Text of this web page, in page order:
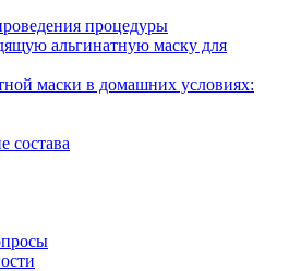
процедуры
альгинатную маску для
маски в домашних условиях:
состава